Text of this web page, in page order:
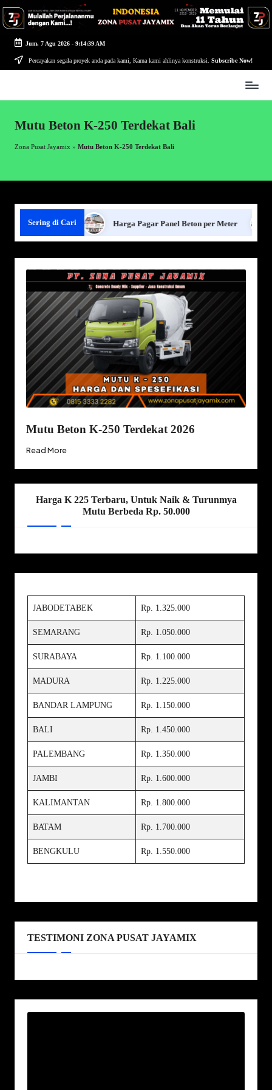
Skip
content
Jum, 7 Agu 2026- 9:14:40 AM
Percayakan segala proyek anda pada kami, Karna kami ahlinya konstruksi. Subscribe Now!
-
Ahlinya
Mutu Beton K-250 Terdekat Bali
Zona Pusat Jayamix » Mutu Beton K-250 Terdekat Bali
Sering di Cari
Panel Beton Harga Pagar Panel Beton per Meter
Mutu Beton K-250 Terdekat 2026
Read More
Harga K 225 Terbaru, Untuk Naik & Turunmya
Mutu Berbeda Rp. 50.000
JABODETABEK Rp. 1.325.000
SEMARANG Rp. 1.050.000
SURABAYA Rp. 1.100.000
MADURA Rp. 1.225.000
BANDAR LAMPUNG Rp. 1.150.000
BALI Rp. 1.450.000
PALEMBANG Rp. 1.350.000
JAMBI Rp. 1.600.000
KALIMANTAN Rp. 1.800.000
BATAM Rp. 1.700.000
BENGKULU Rp. 1.550.000
TESTIMONI ZONA PUSAT JAYAMIX